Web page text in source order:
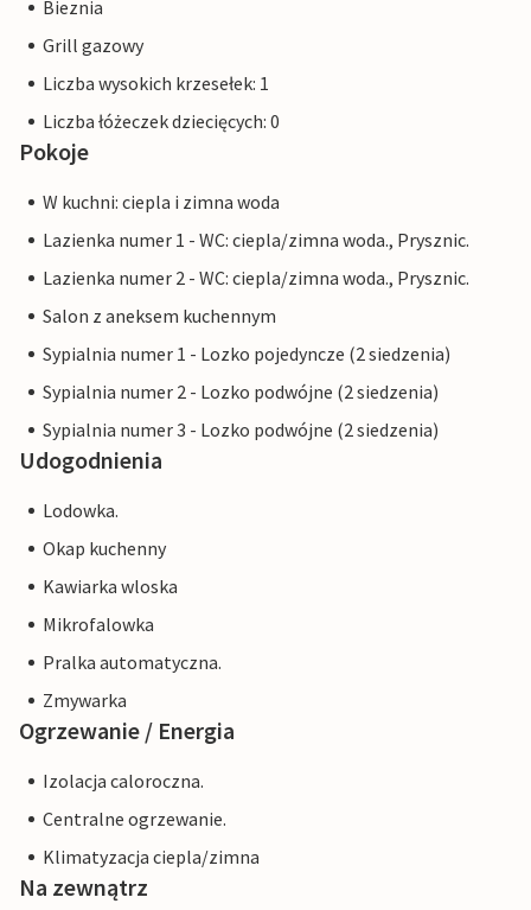
Bieznia
Grill gazowy
Liczba wysokich krzesełek: 1
Liczba łóżeczek dziecięcych: 0
Pokoje
W kuchni: ciepla i zimna woda
Lazienka numer 1 - WC: ciepla/zimna woda., Prysznic.
Lazienka numer 2 - WC: ciepla/zimna woda., Prysznic.
Salon z aneksem kuchennym
Sypialnia numer 1 - Lozko pojedyncze (2 siedzenia)
Sypialnia numer 2 - Lozko podwójne (2 siedzenia)
Sypialnia numer 3 - Lozko podwójne (2 siedzenia)
Udogodnienia
Lodowka.
Okap kuchenny
Kawiarka wloska
Mikrofalowka
Pralka automatyczna.
Zmywarka
Ogrzewanie / Energia
Izolacja caloroczna.
Centralne ogrzewanie.
Klimatyzacja ciepla/zimna
Na zewnątrz